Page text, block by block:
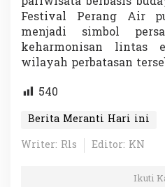
Festival Perang Air
menjadi simbol
keharmonisan lintas
wilayah perbatasan
540
Berita Meranti Hari ini
Writer: Rls
Editor: KN
Ikuti